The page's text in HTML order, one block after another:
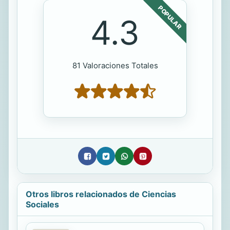
POPULAR
4.3
81 Valoraciones Totales
Otros libros relacionados de Ciencias
Sociales